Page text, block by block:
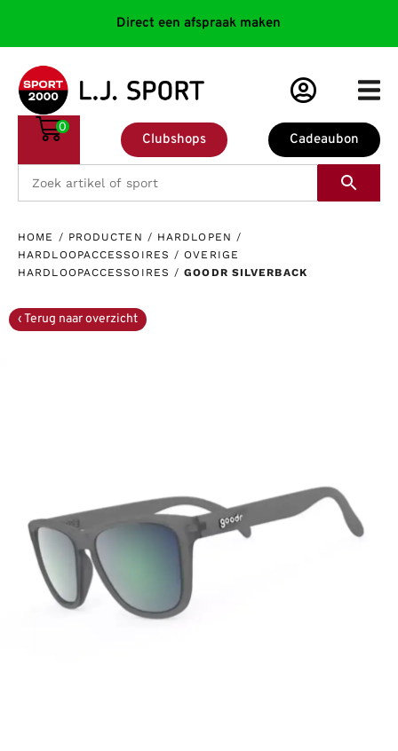
Direct een afspraak maken
Cadeaubon
Clubshops
0
HOME / PRODUCTEN / HARDLOPEN /
HARDLOOPACCESSOIRES /OVERIGE
HARDLOOPACCESSOIRES /GOODR SILVERBACK